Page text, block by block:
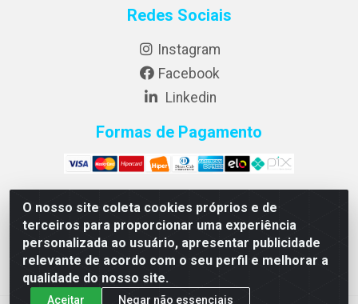
O nosso site coleta cookies próprios e de
terceiros para proporcionar uma experiência
personalizada ao usuário, apresentar publicidade
relevante de acordo com o seu perfil e melhorar a
qualidade do nosso site.
Aceitar Negar não essenciais
Redes Sociais
Instagram
Facebook
Linkedin
Formas de Pagamento
Diflex Distribuidora de Alimentos LTDA - Rua Jose Carlos
Mufatto 1460 Bloco A-2 - Jardim Riviera - Cambé/PR -
CEP 86187-025 - CNPJ 14.455.712/0001-00